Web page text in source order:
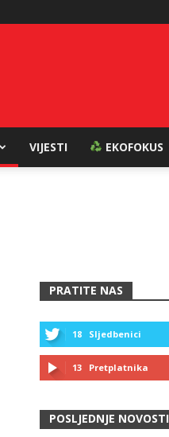
VIJESTI EKOFOKUS
PRATITE NAS
18 Sljedbenici
13 Pretplatnika
POSLJEDNJE NOVOSTI